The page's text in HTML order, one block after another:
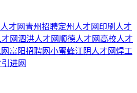
才网 青州招聘定州人才网 印刷人才
网泗洪人才网 顺德人才网 高校人才
富阳招聘网小蜜蜂江阴人才网焊工
进网